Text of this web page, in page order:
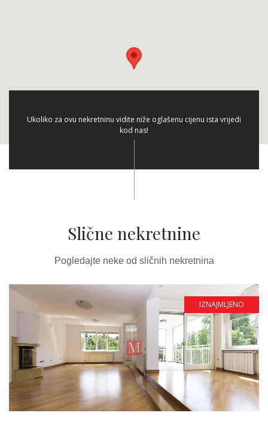
Ukoliko za ovu nekretninu vidite niže oglašenu cijenu ista vrijedi
kod nas!
Slične nekretnine
Pogledajte neke od sličnih nekretnina
IZNAJMLJENO